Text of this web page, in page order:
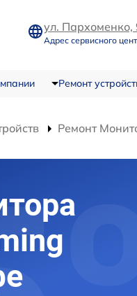
ул. Пархоменко,
Адрес сервисного
Ремонт
Ремонт